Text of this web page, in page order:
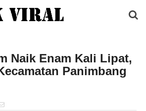
Naik Enam Kali Lipat,
Panimbang